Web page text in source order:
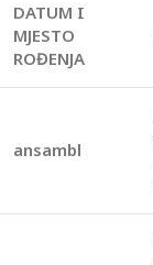
DATUM I
MJESTO
ROĐENJA
ansambl